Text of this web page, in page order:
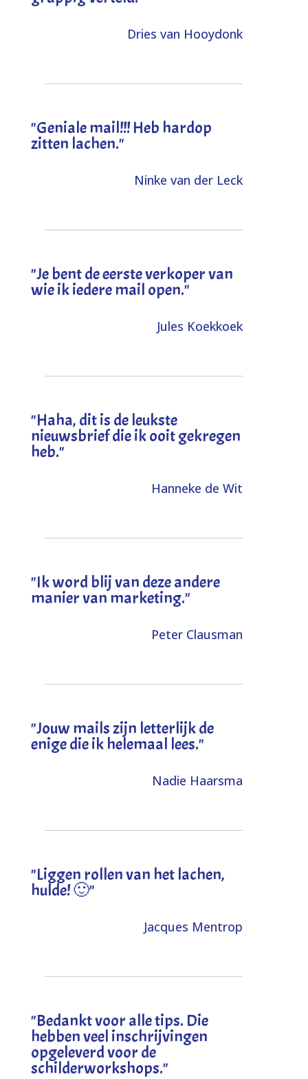
Dries van Hooydonk
"Geniale mail!!! Heb hardop
zitten lachen."
Ninke van der Leck
"Je bent de eerste verkoper van
wie ik iedere mail open."
Jules Koekkoek
"Haha, dit is de leukste
nieuwsbrief die ik ooit gekregen
heb."
Hanneke de Wit
"Ik word blij van deze andere
manier van marketing."
Peter Clausman
"Jouw mails zijn letterlijk de
enige die ik helemaal lees."
Nadie Haarsma
"Liggen rollen van het lachen,
hulde! 🙂"
Jacques Mentrop
"Bedankt voor alle tips. Die
hebben veel inschrijvingen
opgeleverd voor de
schilderworkshops."